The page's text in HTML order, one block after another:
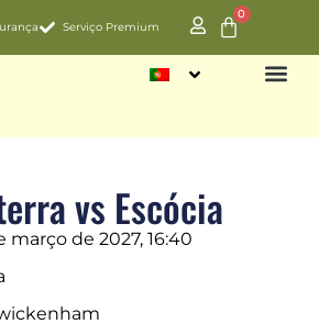
Serviço Premium
0
vs Escócia
março de 2027, 16:40